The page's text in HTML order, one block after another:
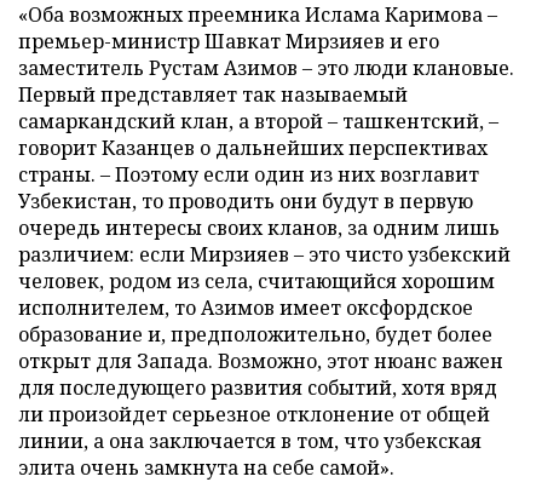
«Оба возможных преемника Ислама Каримова –
премьер-министр Шавкат Мирзияев и его
заместитель Рустам Азимов – это люди клановые.
Первый представляет так называемый
самаркандский клан, а второй – ташкентский, –
говорит Казанцев о дальнейших перспективах
страны. – Поэтому если один из них возглавит
Узбекистан, то проводить они будут в первую
очередь интересы своих кланов, за одним лишь
различием: если Мирзияев – это чисто узбекский
человек, родом из села, считающийся хорошим
исполнителем, то Азимов имеет оксфордское
образование и, предположительно, будет более
открыт для Запада. Возможно, этот нюанс важен
для последующего развития событий, хотя вряд
ли произойдет серьезное отклонение от общей
линии, а она заключается в том, что узбекская
элита очень замкнута на себе самой».